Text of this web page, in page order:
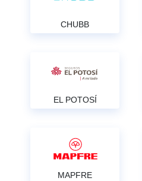
CHUBB
EL POTOSÍ
MAPFRE